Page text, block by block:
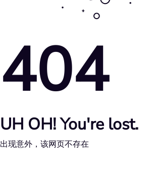
404
UH OH! You're lost.
出现意外，该网页不存在